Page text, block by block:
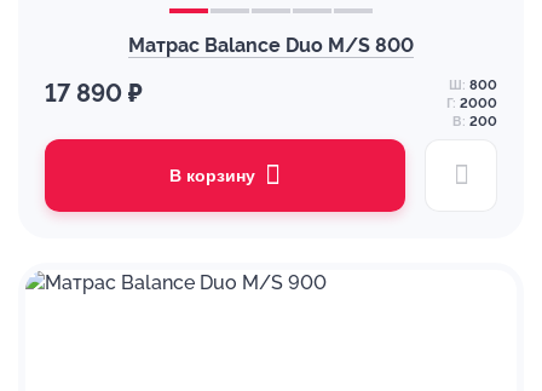
Матрас Balance Duo M/S 800
17 890 ₽ Ш: 800
Г: 2000
В: 200
В корзину